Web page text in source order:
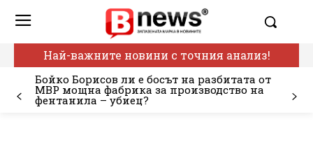
Най-важните новини с точния анализ!
Бойко Борисов ли е босът на разбитата от
МВР мощна фабрика за производство на
фентанила – убиец?